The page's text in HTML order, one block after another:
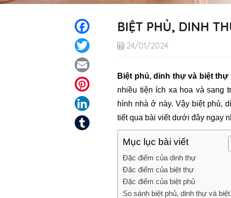
Facebook
LinkedIn
BIỆT PHỦ, DINH
24/01/2024
Biệt phủ, dinh thự và biệt thự
nhiều tiện ích xa hoa và sang
hình nhà ở này. Vậy biệt phủ,
tiết qua bài viết dưới đây ngay
Mục lục bài viết
Đặc điểm của dinh thự
Đặc điểm của biệt thự
Đặc điểm của biệt phủ
So sánh biệt phủ, dinh thự và